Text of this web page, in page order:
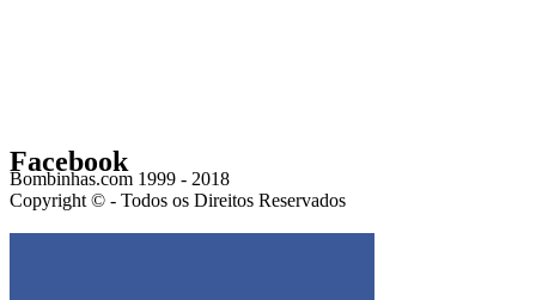
Bombinhas.com 1999 - 2018
Copyright © - Todos os Direitos Reservados
Facebook
Get the Facebook Likebox Slider Pro for WordPress